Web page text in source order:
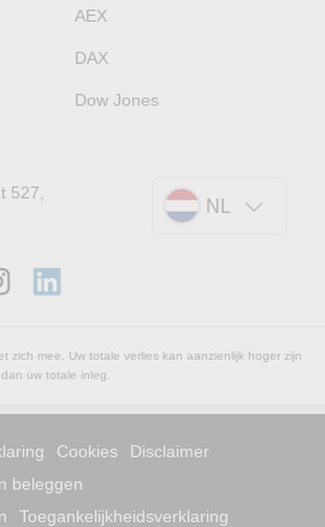
AEX
DAX
Dow Jones
527,
NL
zich mee. Uw totale verlies kan aanzienlijk hoger zijn
dan uw totale inleg.
Cookies
Disclaimer
beleggen
Toegankelijkheidsverklaring